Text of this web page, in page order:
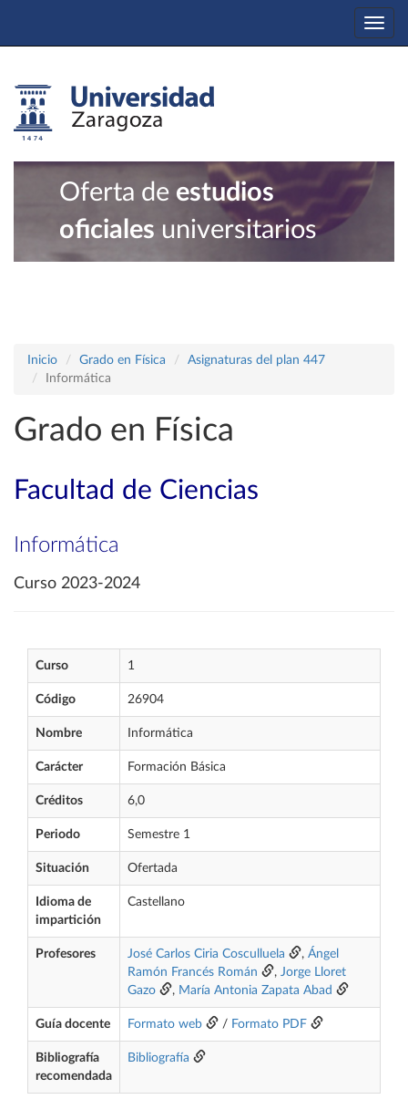
Oferta de estudios
oficiales universitarios
Inicio Grado en Física
Asignaturas del plan 447
Informática
Grado en Física
Facultad de Ciencias
Informática
Curso 2023-2024
Curso 1
Código 26904
Nombre Informática
Carácter Formación Básica
Créditos 6,0
Periodo Semestre 1
Situación Ofertada
Idioma de
impartición
Castellano
Profesores José Carlos Ciria Cosculluela , Ángel
Ramón Francés Román
, Jorge Lloret
Gazo
, María Antonia Zapata Abad
Guía docente Formato web / Formato PDF
Bibliografía
recomendada
Bibliografía